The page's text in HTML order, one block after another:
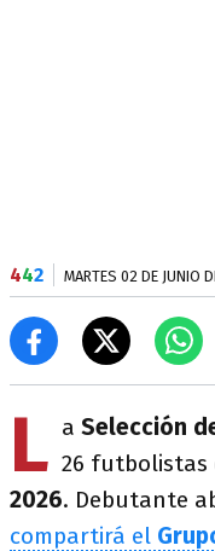
442 MARTES 02 DE JUNIO
L a Selección
26 futbolistas
2026. Debutante
compartirá el